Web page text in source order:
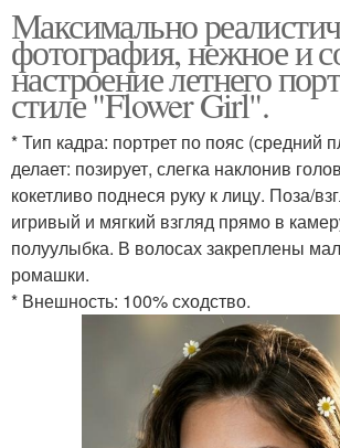
Максимально
фотография, нежное и
настроение летнего
стиле "Flower Girl".
* Тип кадра: портрет по пояс (средний
делает: позирует, слегка наклонив
кокетливо поднеся руку к лицу. Поза/
игривый и мягкий взгляд прямо в
полуулыбка. В волосах закреплены
ромашки.
* Внешность: 100% сходство.